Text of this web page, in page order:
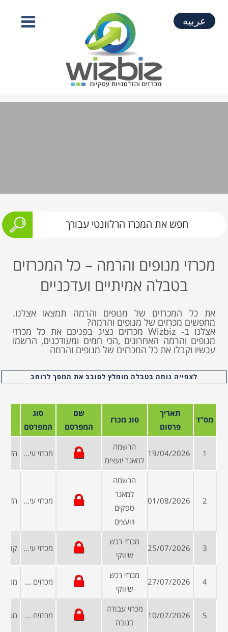
عربيه
מכרזי מנופים והרמה – כל המכרזים
בטבלה אמיתיים ועדכניים
את כל המכרזים של מנופים והרמה תמצאו אצלנו.
מחפשים מכרזים של מנופים והרמה?
אצלנו ב- Wizbiz מכרזים נציג בפניכם את כל מכרזי
מנופים והרמה האחרונים ,הכי חמים ומעודכנים, הרשמו
עכשיו וקבלו את כל המכרזים של מנופים והרמה
לצפייה נוחה בטבלה מומלץ לסובב את המסך לרוחב
מס"ד
תאריך
פרסום
סוג מכרז
שם
המפרסם
סוג
המפרסם
1
19/04/2026
הרשמה
למאגר יועצים
מכרזי עיריות ומועצות
2
01/08/2026
הרשמה
למאגר
ספקים
ויועצים
מכרזי עיריות ומועצות
3
25/07/2026
מכרזי רכש
שיווקי
מכרזי עיריות ומועצות
4
27/07/2026
מכרזי רכש
שיווקי
מכרזים פומביים
5
10/07/2026
מכרזי עבודה
בגובה
מכרזים פומביים